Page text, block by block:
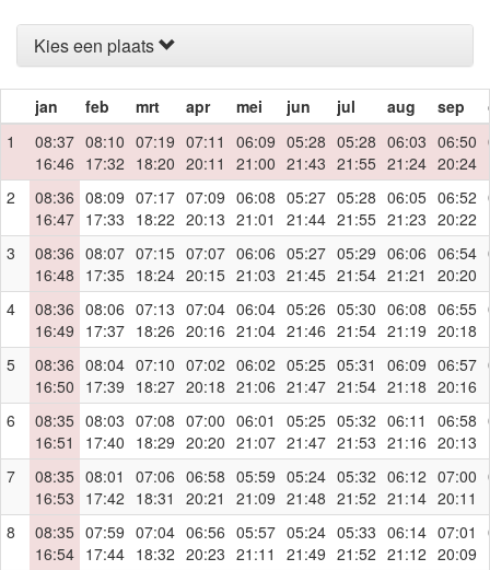
Kies een plaats
jan feb mrt apr mei jun jul aug sep
1
08:37
16:46
08:10
17:32
07:19
18:20
07:11
20:11
06:09
21:00
05:28
21:43
05:28
21:55
06:03
21:24
06:50
20:24
2
08:36
16:47
08:09
17:33
07:17
18:22
07:09
20:13
06:08
21:01
05:27
21:44
05:28
21:55
06:05
21:23
06:52
20:22
3
08:36
16:48
08:07
17:35
07:15
18:24
07:07
20:15
06:06
21:03
05:27
21:45
05:29
21:54
06:06
21:21
06:54
20:20
4
08:36
16:49
08:06
17:37
07:13
18:26
07:04
20:16
06:04
21:04
05:26
21:46
05:30
21:54
06:08
21:19
06:55
20:18
5
08:36
16:50
08:04
17:39
07:10
18:27
07:02
20:18
06:02
21:06
05:25
21:47
05:31
21:54
06:09
21:18
06:57
20:16
6
08:35
16:51
08:03
17:40
07:08
18:29
07:00
20:20
06:01
21:07
05:25
21:47
05:32
21:53
06:11
21:16
06:58
20:13
7
08:35
16:53
08:01
17:42
07:06
18:31
06:58
20:21
05:59
21:09
05:24
21:48
05:32
21:52
06:12
21:14
07:00
20:11
8
08:35
16:54
07:59
17:44
07:04
18:32
06:56
20:23
05:57
21:11
05:24
21:49
05:33
21:52
06:14
21:12
07:01
20:09